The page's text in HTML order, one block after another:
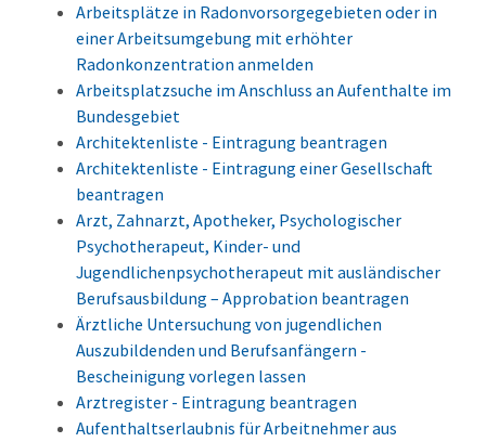
Arbeitsplätze in Radonvorsorgegebieten oder in
einer Arbeitsumgebung mit erhöhter
Radonkonzentration anmelden
Arbeitsplatzsuche im Anschluss an Aufenthalte im
Bundesgebiet
Architektenliste - Eintragung beantragen
Architektenliste - Eintragung einer Gesellschaft
beantragen
Arzt, Zahnarzt, Apotheker, Psychologischer
Psychotherapeut, Kinder- und
Jugendlichenpsychotherapeut mit ausländischer
Berufsausbildung – Approbation beantragen
Ärztliche Untersuchung von jugendlichen
Auszubildenden und Berufsanfängern -
Bescheinigung vorlegen lassen
Arztregister - Eintragung beantragen
Aufenthaltserlaubnis für Arbeitnehmer aus